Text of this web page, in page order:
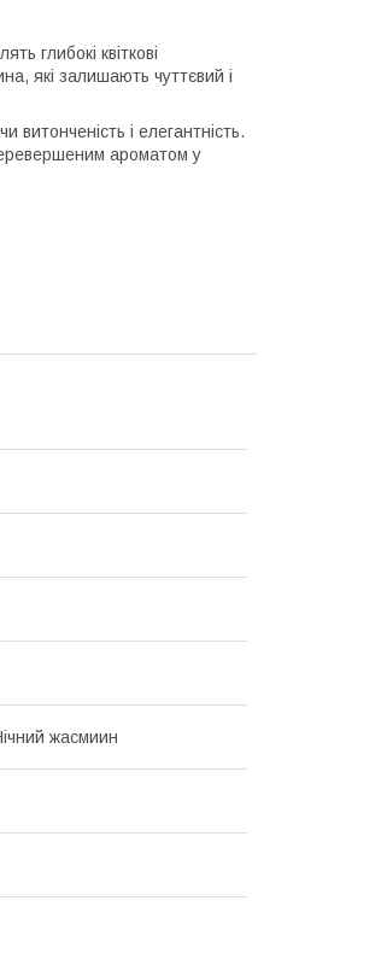
глибокі квіткові
які залишають чуттєвий і
і елегантність.
ароматом у
жасмиин